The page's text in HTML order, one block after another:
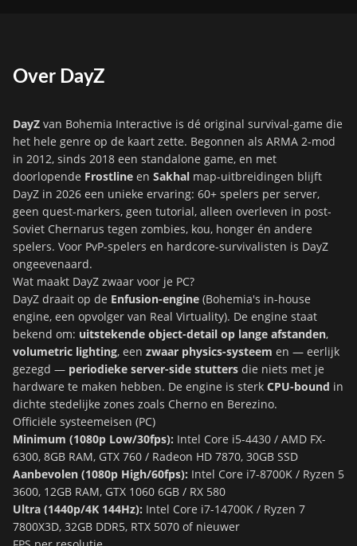
Over DayZ
DayZ van Bohemia Interactive is dé original survival-game die
het hele genre op de kaart zette. Begonnen als ARMA 2-mod
in 2012, sinds 2018 een standalone game, en met
doorlopende Frostline en Sakhal map-uitbreidingen blijft
DayZ in 2026 een unieke ervaring: 60+ spelers per server,
geen quest-markers, geen tutorial, alleen overleven in post-
Soviet Chernarus tegen zombies, kou, honger én andere
spelers. Voor PvP-spelers en hardcore-survivalisten is DayZ
ongeevenaard.
Wat maakt DayZ zwaar voor je PC?
DayZ draait op de Enfusion-engine (Bohemia's in-house
engine, een opvolger van Real Virtuality). De engine staat
bekend om: uitstekende object-detail op lange afstanden,
volumetric lighting, een zwaar physics-systeem en — eerlijk
gezegd — periodieke server-side stutters die niets met je
hardware te maken hebben. De engine is sterk CPU-bound in
dichte stedelijke zones zoals Cherno en Berezino.
Officiële systeemeisen (PC)
Minimum (1080p Low/30fps): Intel Core i5-4430 / AMD FX-
6300, 8GB RAM, GTX 760 / Radeon HD 7870, 30GB SSD
Aanbevolen (1080p High/60fps): Intel Core i7-8700K / Ryzen 5
3600, 12GB RAM, GTX 1060 6GB / RX 580
Ultra (1440p/4K 144Hz): Intel Core i7-14700K / Ryzen 7
7800X3D, 32GB DDR5, RTX 5070 of nieuwer